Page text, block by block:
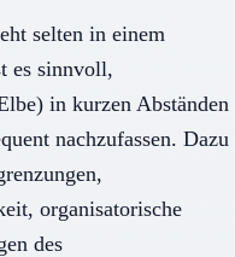
selten in einem
es sinnvoll,
in kurzen Abständen
nachzufassen. Dazu
organisatorische
des